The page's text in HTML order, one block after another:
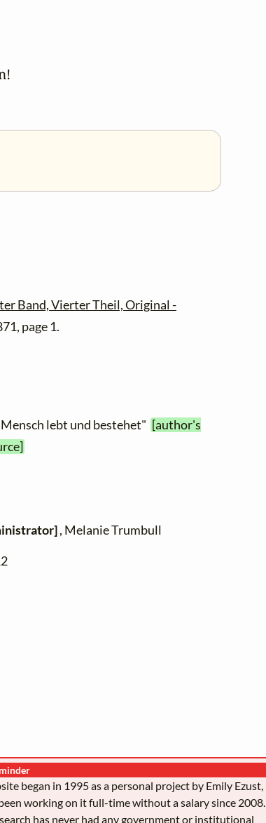
Band, Vierter Theil, Original -
page 1.
lebt und bestehet" [author's
, Melanie Trumbull
began in 1995 as a personal project by Emily Ezust,
working on it full-time without a salary since 2008.
has never had any government or institutional